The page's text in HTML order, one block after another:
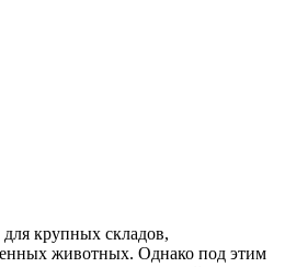
крупных складов,
животных. Однако под этим